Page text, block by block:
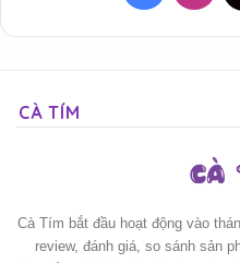
CÀ TÍM
Cà Tím bắt đầu hoạt động vào
review, đánh giá, so sánh sản